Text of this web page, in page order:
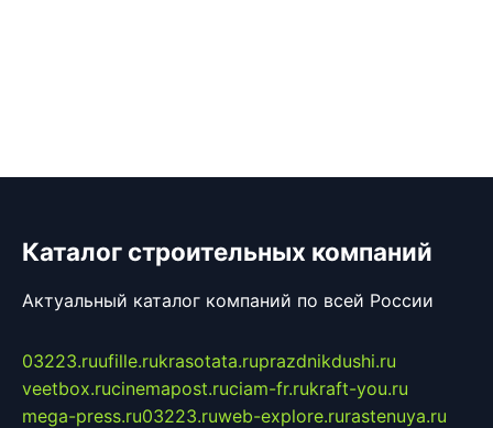
Каталог строительных компаний
Актуальный каталог компаний по всей России
03223.ruufille.rukrasotata.ruprazdnikdushi.ru
veetbox.rucinemapost.ruciam-fr.rukraft-you.ru
mega-press.ru03223.ruweb-explore.rurastenuya.ru